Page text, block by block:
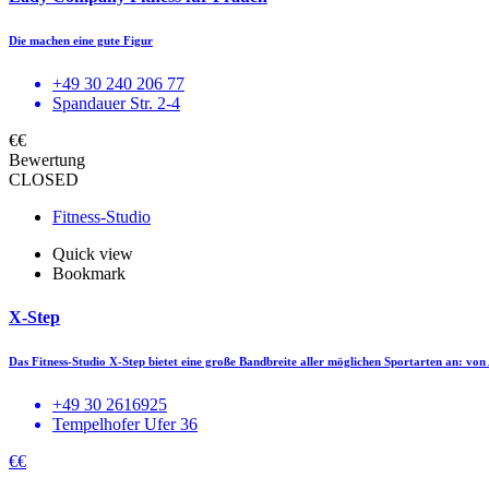
Die machen eine gute Figur
+49 30 240 206 77
Spandauer Str. 2-4
€€
Bewertung
CLOSED
Fitness-Studio
Quick view
Bookmark
X-Step
Das Fitness-Studio X-Step bietet eine große Bandbreite aller möglichen Sportarten an:
+49 30 2616925
Tempelhofer Ufer 36
€€